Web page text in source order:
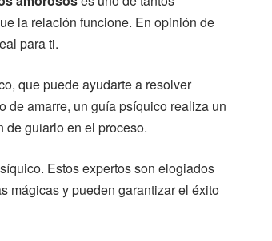
la relación funcione. En opinión de
para ti.
que puede ayudarte a resolver
de amarre, un guía psíquico realiza un
de guiarlo en el proceso.
Estos expertos son elogiados
mágicas y pueden garantizar el éxito